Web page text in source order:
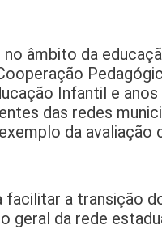
âmbito da
Infantil e
das redes
da avaliação
a transição
geral da rede